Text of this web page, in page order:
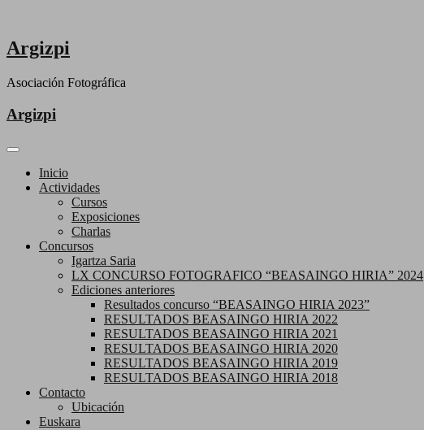
contenido
Argizpi
Asociación Fotográfica
Argizpi
Inicio
Actividades
Cursos
Exposiciones
Charlas
Concursos
Igartza Saria
LX CONCURSO FOTOGRAFICO “BEASAINGO HIRIA” 2024
Ediciones anteriores
Resultados concurso “BEASAINGO HIRIA 2023”
RESULTADOS BEASAINGO HIRIA 2022
RESULTADOS BEASAINGO HIRIA 2021
RESULTADOS BEASAINGO HIRIA 2020
RESULTADOS BEASAINGO HIRIA 2019
RESULTADOS BEASAINGO HIRIA 2018
Contacto
Ubicación
Euskara